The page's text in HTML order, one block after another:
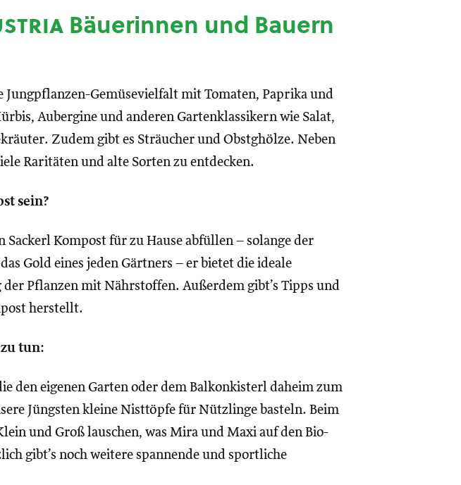
Bäuerinnen und Bauern
Jungpflanzen-Gemüsevielfalt mit Tomaten, Paprika und
Aubergine und anderen Gartenklassikern wie Salat,
Zudem gibt es Sträucher und Obstghölze. Neben
Raritäten und alte Sorten zu entdecken.
sein?
Sackerl Kompost für zu Hause abfüllen – solange der
Gold eines jeden Gärtners – er bietet die ideale
Pflanzen mit Nährstoffen. Außerdem gibt’s Tipps und
herstellt.
tun:
den eigenen Garten oder dem Balkonkisterl daheim zum
Jüngsten kleine Nisttöpfe für Nützlinge basteln. Beim
und Groß lauschen, was Mira und Maxi auf den Bio-
gibt’s noch weitere spannende und sportliche